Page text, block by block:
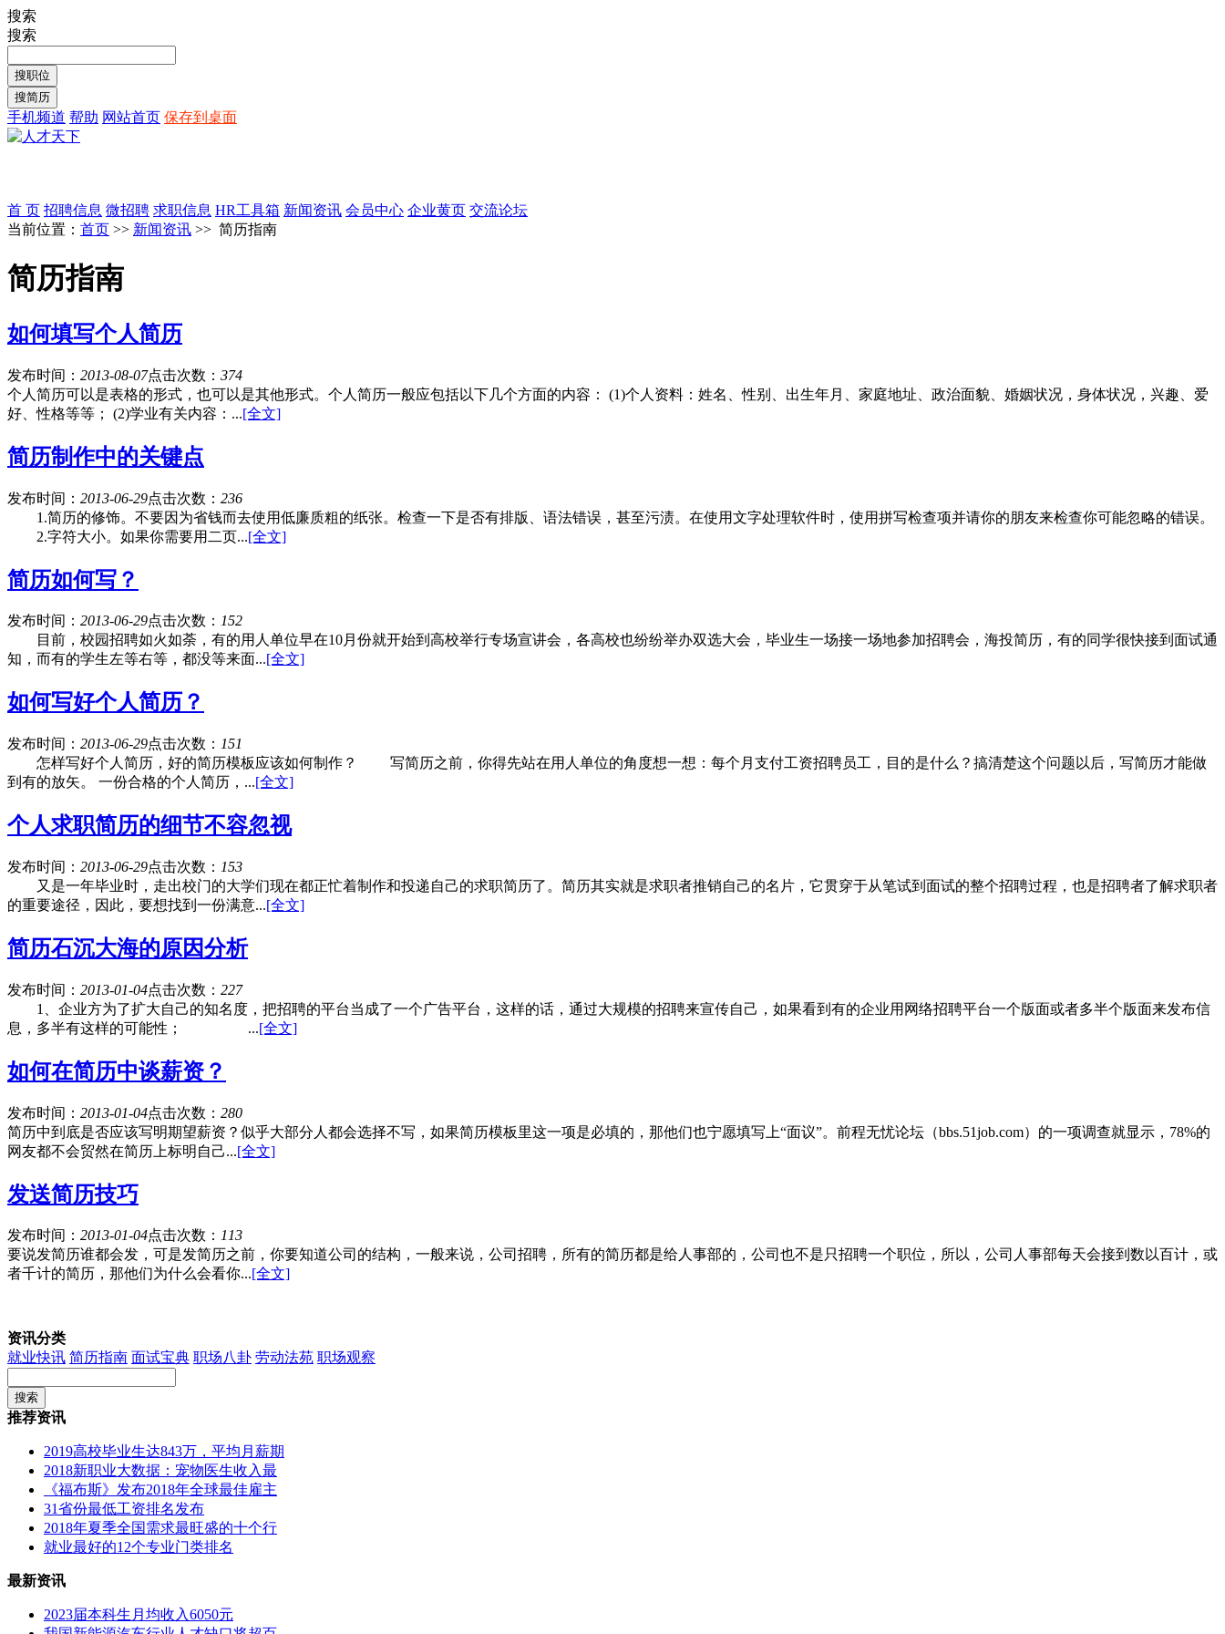
搜索
搜索
手机频道 帮助 网站首页 保存到桌面
首 页 招聘信息 微招聘 求职信息 HR工具箱 新闻资讯 会员中心 企业黄页 交流论坛
当前位置： 首页 >> 新闻资讯 >> 简历指南
简历指南
如何填写个人简历
发布时间： 2013-08-07点击次数： 374
个人简历可以是表格的形式，也可以是其他形式。个人简历一般应包括以下几个方面的内容： (1)个人资料：姓名、性别、出生年月、家庭地址、政治面貌、婚姻状况，身体状况，兴趣、爱
好、性格等等； (2)学业有关内容：...[全文]
简历制作中的关键点
发布时间： 2013-06-29点击次数： 236
1.简历的修饰。不要因为省钱而去使用低廉质粗的纸张。检查一下是否有排版、语法错误，甚至污渍。在使用文字处理软件时，使用拼写检查项并请你的朋友来检查你可能忽略的错误。
2.字符大小。如果你需要用二页...[全文]
简历如何写？
发布时间： 2013-06-29点击次数： 152
目前，校园招聘如火如荼，有的用人单位早在10月份就开始到高校举行专场宣讲会，各高校也纷纷举办双选大会，毕业生一场接一场地参加招聘会，海投简历，有的同学很快接到面试通
知，而有的学生左等右等，都没等来面...[全文]
如何写好个人简历？
发布时间： 2013-06-29点击次数： 151
怎样写好个人简历，好的简历模板应该如何制作？ 写简历之前，你得先站在用人单位的角度想一想：每个月支付工资招聘员工，目的是什么？搞清楚这个问题以后，写简历才能做
到有的放矢。 一份合格的个人简历，...[全文]
个人求职简历的细节不容忽视
发布时间： 2013-06-29点击次数： 153
又是一年毕业时，走出校门的大学们现在都正忙着制作和投递自己的求职简历了。简历其实就是求职者推销自己的名片，它贯穿于从笔试到面试的整个招聘过程，也是招聘者了解求职者
的重要途径，因此，要想找到一份满意...[全文]
简历石沉大海的原因分析
发布时间： 2013-01-04点击次数： 227
1、企业方为了扩大自己的知名度，把招聘的平台当成了一个广告平台，这样的话，通过大规模的招聘来宣传自己，如果看到有的企业用网络招聘平台一个版面或者多半个版面来发布信
息，多半有这样的可能性； ...[全文]
如何在简历中谈薪资？
发布时间： 2013-01-04点击次数： 280
简历中到底是否应该写明期望薪资？似乎大部分人都会选择不写，如果简历模板里这一项是必填的，那他们也宁愿填写上“面议”。前程无忧论坛（bbs.51job.com）的一项调查就显示，78%的
网友都不会贸然在简历上标明自己...[全文]
发送简历技巧
发布时间： 2013-01-04点击次数： 113
要说发简历谁都会发，可是发简历之前，你要知道公司的结构，一般来说，公司招聘，所有的简历都是给人事部的，公司也不是只招聘一个职位，所以，公司人事部每天会接到数以百计，或
者千计的简历，那他们为什么会看你...[全文]
资讯分类
就业快讯 简历指南 面试宝典 职场八卦 劳动法苑 职场观察
推荐资讯
2019高校毕业生达843万，平均月薪期
2018新职业大数据：宠物医生收入最
《福布斯》发布2018年全球最佳雇主
31省份最低工资排名发布
2018年夏季全国需求最旺盛的十个行
就业最好的12个专业门类排名
最新资讯
2023届本科生月均收入6050元